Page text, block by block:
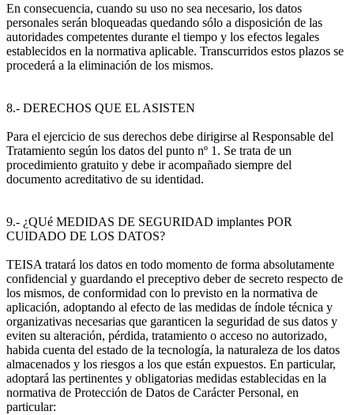
En consecuencia, cuando su uso no sea necesario, los datos
personales serán bloqueadas quedando sólo a disposición de las
autoridades competentes durante el tiempo y los efectos legales
establecidos en la normativa aplicable. Transcurridos estos plazos se
procederá a la eliminación de los mismos.
8.- DERECHOS QUE EL ASISTEN
Para el ejercicio de sus derechos debe dirigirse al Responsable del
Tratamiento según los datos del punto nº 1. Se trata de un
procedimiento gratuito y debe ir acompañado siempre del
documento acreditativo de su identidad.
9.- ¿QUé MEDIDAS DE SEGURIDAD implantes POR
CUIDADO DE LOS DATOS?
TEISA tratará los datos en todo momento de forma absolutamente
confidencial y guardando el preceptivo deber de secreto respecto de
los mismos, de conformidad con lo previsto en la normativa de
aplicación, adoptando al efecto de las medidas de índole técnica y
organizativas necesarias que garanticen la seguridad de sus datos y
eviten su alteración, pérdida, tratamiento o acceso no autorizado,
habida cuenta del estado de la tecnología, la naturaleza de los datos
almacenados y los riesgos a los que están expuestos. En particular,
adoptará las pertinentes y obligatorias medidas establecidas en la
normativa de Protección de Datos de Carácter Personal, en
particular: